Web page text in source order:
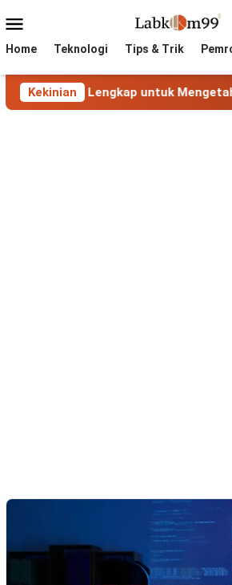
to
Menu
Home Teknologi Tips & Trik
Kekinian
Lengkap untuk Mengetahui Lokasi